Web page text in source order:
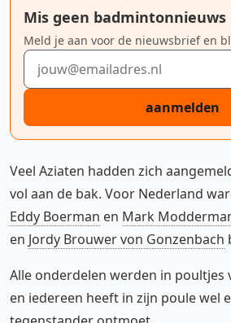
Mis geen badmintonnieuws
Meld je aan voor de nieuwsbrief en
E-mailadres
aanmelden
Veel Aziaten hadden zich
vol aan de bak. Voor Nederland
Eddy Boerman en Mark
en Jordy Brouwer von Gonzenbach
Alle onderdelen werden in poultjes
en iedereen heeft in zijn poule wel